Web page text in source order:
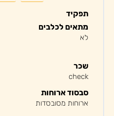
תפקיד
מתאים לכלבים
לא
שכר
check
סבסוד ארוחות
ארוחות מסובסדות